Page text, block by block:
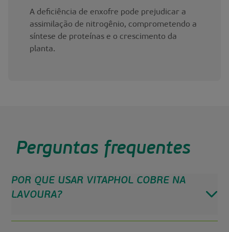
A deficiência de enxofre pode prejudicar a
assimilação de nitrogênio, comprometendo a
síntese de proteínas e o crescimento da
planta.
Perguntas frequentes
POR QUE USAR VITAPHOL COBRE NA
LAVOURA?